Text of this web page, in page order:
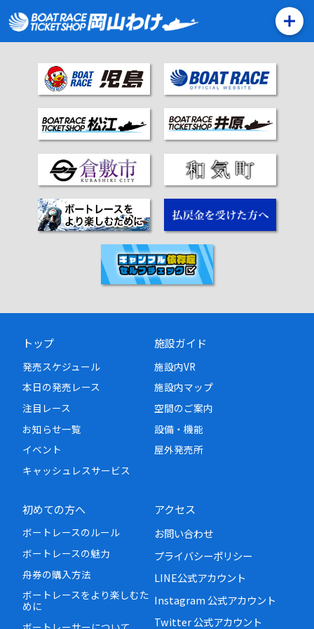
投
稿
ナ
Previous:７/１～有料席料金改定のご案内
Next:マスク着用の考え方の見直し等について
トップ
発売スケジュール
本日の発売レース
注目レース
お知らせ一覧
イベント
キャッシュレスサービス
施設ガイド
施設内VR
施設内マップ
空間のご案内
設備・機能
屋外発売所
初めての方へ
ボートレースのルール
ボートレースの魅力
舟券の購入方法
ボートレースをより楽しむた
めに
アクセス
お問い合わせ
プライバシーポリシー
LINE公式アカウント
Instagram 公式アカウント
Twitter 公式アカウント